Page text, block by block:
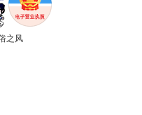
之风